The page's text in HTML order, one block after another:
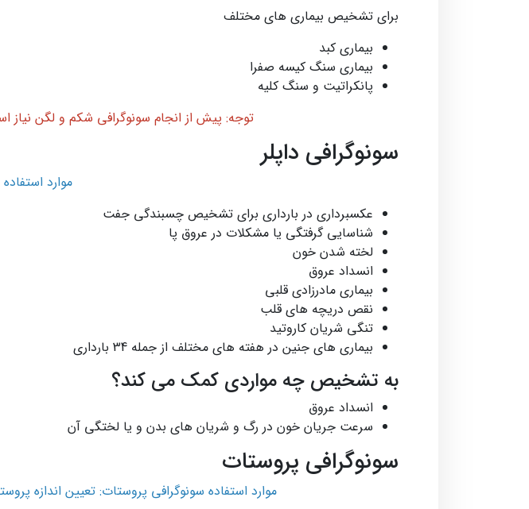
برای تشخیص بیماری های مختلف
بیماری کبد
بیماری سنگ کیسه صفرا
پانکراتیت و سنگ کلیه
توجه: پیش از انجام سونوگرافی شکم و لگن نیاز است تا 8 ساعت قبل از انجام سونوگرافی
سونوگرافی داپلر
موارد
عکسبرداری در بارداری برای تشخیص چسبندگی جفت
شناسایی گرفتگی یا مشکلات در عروق پا
لخته شدن خون
انسداد عروق
بیماری مادرزادی قلبی
نقص دریچه های قلب
تنگی شریان کاروتید
بیماری های جنین در هفته های مختلف از جمله 34 بارداری
به تشخیص چه مواردی کمک می کند؟
انسداد عروق
سرعت جریان خون در رگ و شریان­ های بدن و یا لختگی آن
سونوگرافی پروستات
موارد استفاده سونوگرافی پروستات: تعیین اندازه